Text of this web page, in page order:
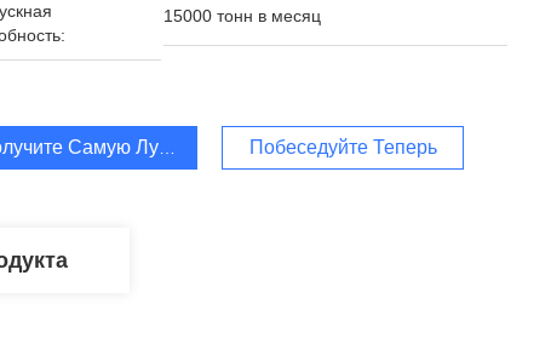
15000 тонн в месяц
Самую Лучшую ЦенуПобеседуйте Теперь